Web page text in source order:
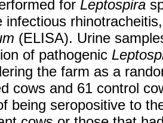
for Leptospira
infectious
(ELISA). Urine
of pathogenic
the farm as a
cows and 61 control
being seropositive to